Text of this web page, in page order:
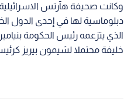
وكانت صحيفة هآرتس
دبلوماسية لها في إحدى الدول
الذي يتزعمه رئيس الحكومة
خليفة محتملا لشيمون بيريز